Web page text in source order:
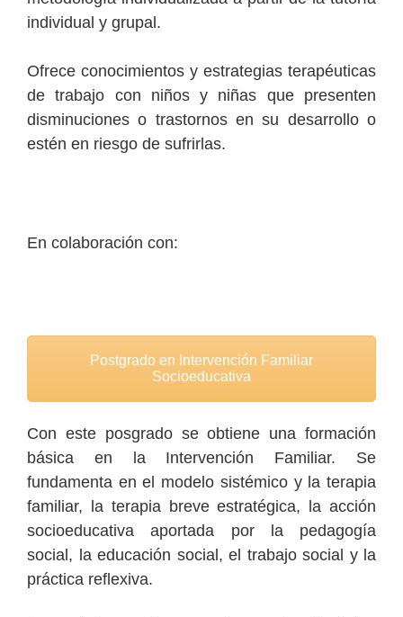
individual y grupal.
Ofrece conocimientos y estrategias terapéuticas
de trabajo con niños y niñas que presenten
disminuciones o trastornos en su desarrollo o
estén en riesgo de sufrirlas.
En colaboración con:
Postgrado en Intervención Familiar
Socioeducativa
Con este posgrado se obtiene una formación
básica en la Intervención Familiar. Se
fundamenta en el modelo sistémico y la terapia
familiar, la terapia breve estratégica, la acción
socioeducativa aportada por la pedagogía
social, la educación social, el trabajo social y la
práctica reflexiva.